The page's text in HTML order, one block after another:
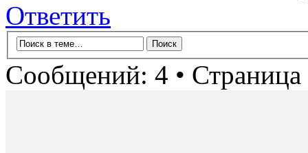
Ответить
Сообщений: 4 • Страница